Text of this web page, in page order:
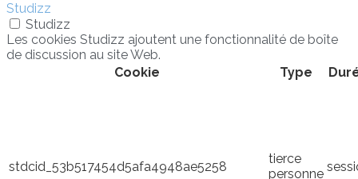
Studizz
Studizz
Les cookies Studizz ajoutent une fonctionnalité de boîte
de discussion au site Web.
Cookie
Type
stdcid_53b517454d5afa4948ae5258
tierce
personne